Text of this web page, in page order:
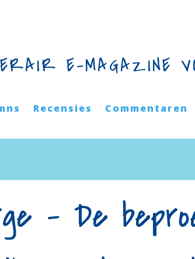
E-MAGAZINE
Recensies Commentaren
– De